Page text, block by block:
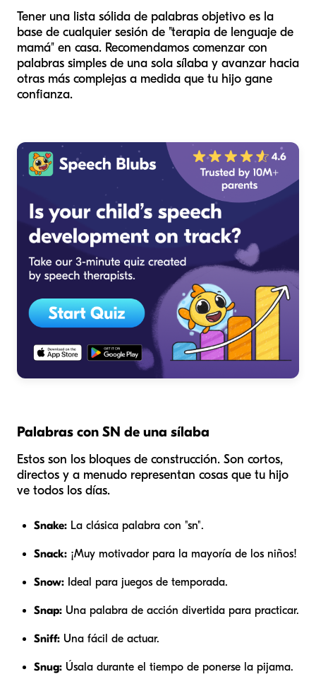
Tener una lista sólida de palabras objetivo es la
base de cualquier sesión de "terapia de lenguaje de
mamá" en casa. Recomendamos comenzar con
palabras simples de una sola sílaba y avanzar hacia
otras más complejas a medida que tu hijo gane
confianza.
Palabras con SN de una sílaba
Estos son los bloques de construcción. Son cortos,
directos y a menudo representan cosas que tu hijo
ve todos los días.
Snake: La clásica palabra con "sn".
Snack: ¡Muy motivador para la mayoría de los niños!
Snow: Ideal para juegos de temporada.
Snap: Una palabra de acción divertida para practicar.
Sniff: Una fácil de actuar.
Snug: Úsala durante el tiempo de ponerse la pijama.